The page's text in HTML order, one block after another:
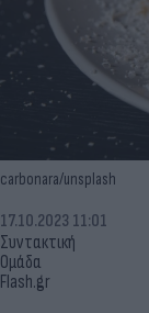
carbonara/unsplash
Συντακτική
Ομάδα
Flash.gr
17.10.2023 11:01